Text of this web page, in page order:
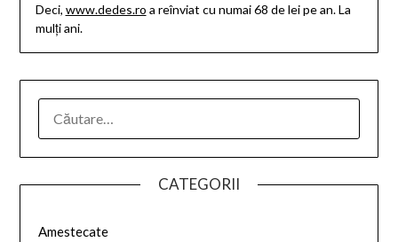
Deci, www.dedes.ro a reînviat cu numai 68 de lei pe an. La
mulți ani.
CATEGORII
Amestecate